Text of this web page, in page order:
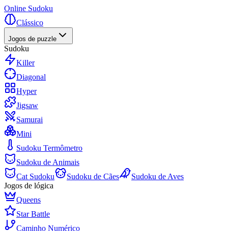
Online Sudoku
Clássico
Jogos de puzzle
Sudoku
Killer
Diagonal
Hyper
Jigsaw
Samurai
Mini
Sudoku Termômetro
Sudoku de Animais
Cat Sudoku
Sudoku de Cães
Sudoku de Aves
Jogos de lógica
Queens
Star Battle
Caminho Numérico